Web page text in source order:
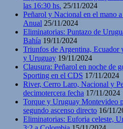
las 16:30 hs. 25/11/2024
Peñarol y Nacional en el mano
Anual 25/11/2024
Eliminatorias: Puntazo de
Bahía 19/11/2024
Triunfos de Argentina, Ecuador
y Uruguay 19/11/2024
Clausura: Peñarol en noche de
Sporting en el CDS 17/11/2024
River, Cerro Laro, Nacional y
decimotercera fecha 17/11/2024
Torque y Uruguay Montevideo
segundo ascenso directo 16/11/
Eliminatorias: Euforia celeste,